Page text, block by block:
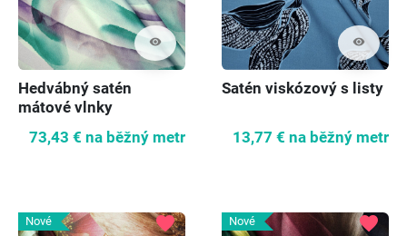
visibility
Hedvábný satén
mátové vlnky
73,43 € na běžný metr
visibility
Satén viskózový s listy
13,77 € na běžný metr
Nové favorite Nové favorite